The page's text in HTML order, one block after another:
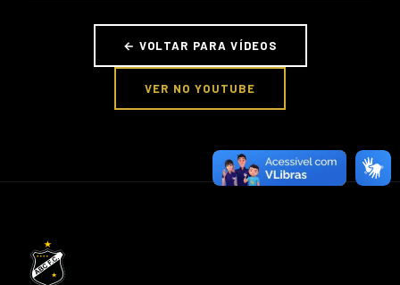
← VOLTAR PARA VÍDEOS
VER NO YOUTUBE